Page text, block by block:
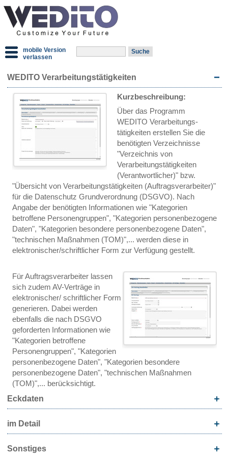
mobile Version
verlassen
WEDITO Verarbeitungstätigkeiten
Kurzbeschreibung:
Über das Programm
WEDITO Verarbeitungs­
tätigkeiten erstellen Sie die
benötigten Verzeichnisse
"Verzeichnis von
Verarbeitungstätigkeiten
(Verantwortlicher)" bzw.
"Übersicht von Verarbeitungstätigkeiten (Auftragsverarbeiter)"
für die Datenschutz Grundverordnung (DSGVO). Nach
Angabe der benötigten Informationen wie "Kategorien
betroffene Personengruppen", "Kategorien personenbezogene
Daten", "Kategorien besondere personenbezogene Daten",
"technischen Maßnahmen (TOM)",... werden diese in
elektronischer/schriftlicher Form zur Verfügung gestellt.
Für Auftragsverarbeiter lassen
sich zudem AV-Verträge in
elektronischer/ schriftlicher Form
generieren. Dabei werden
ebenfalls die nach DSGVO
geforderten Informationen wie
"Kategorien betroffene
Personengruppen", "Kategorien
personenbezogene Daten", "Kategorien besondere
personenbezogene Daten", "technischen Maßnahmen
(TOM)",... berücksichtigt.
Eckdaten
im Detail
Sonstiges